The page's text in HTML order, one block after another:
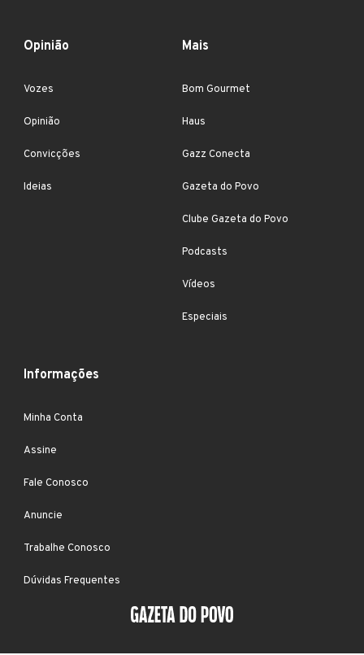
Opinião
Vozes
Opinião
Convicções
Ideias
Mais
Bom Gourmet
Haus
Gazz Conecta
Gazeta do Povo
Clube Gazeta do Povo
Podcasts
Vídeos
Especiais
Informações
Minha Conta
Assine
Fale Conosco
Anuncie
Trabalhe Conosco
Dúvidas Frequentes